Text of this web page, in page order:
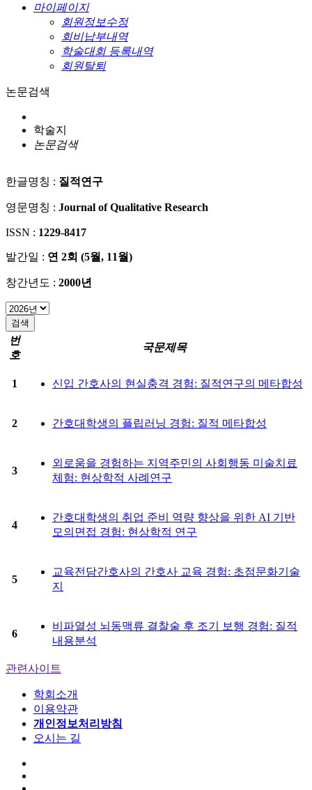
마이페이지
회원정보수정
회비납부내역
학술대회 등록내역
회원탈퇴
논문검색
학술지
논문검색
한글명칭 : 질적연구
영문명칭 : Journal of Qualitative Research
ISSN : 1229-8417
발간일 : 연 2회 (5월, 11월)
창간년도 : 2000년
번
호
국문제목
1 신입 간호사의 현실충격 경험: 질적연구의 메타합성
2 간호대학생의 플립러닝 경험: 질적 메타합성
3
외로움을 경험하는 지역주민의 사회행동 미술치료
체험: 현상학적 사례연구
4
간호대학생의 취업 준비 역량 향상을 위한 AI 기반
모의면접 경험: 현상학적 연구
5
교육전담간호사의 간호사 교육 경험: 초점문화기술
지
6
비파열성 뇌동맥류 결찰술 후 조기 보행 경험: 질적
내용분석
관련사이트
학회소개
이용약관
개인정보처리방침
오시는 길